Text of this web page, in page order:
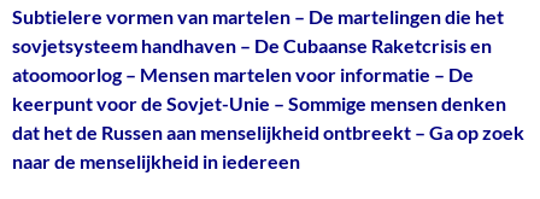
Subtielere vormen van martelen – De martelingen die het
sovjetsysteem handhaven – De Cubaanse Raketcrisis en
atoomoorlog – Mensen martelen voor informatie – De
keerpunt voor de Sovjet-Unie – Sommige mensen denken
dat het de Russen aan menselijkheid ontbreekt – Ga op zoek
naar de menselijkheid in iedereen